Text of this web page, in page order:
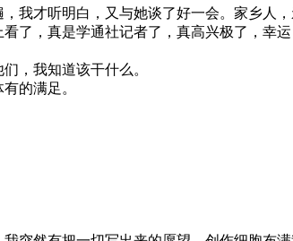
我才听明白，又与她谈了好一会。家乡人
了，真是学通社记者了，真高兴极了，幸
，我知道该干什么。
的满足。